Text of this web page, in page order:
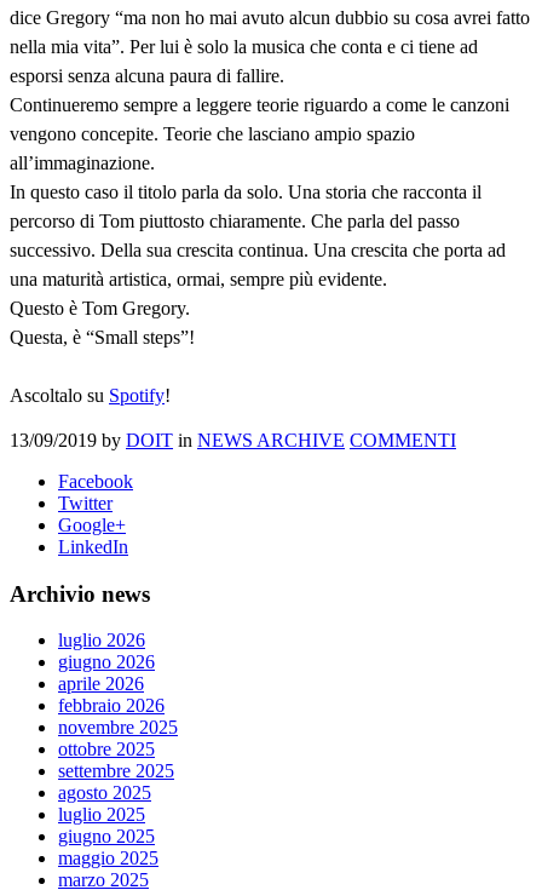
dice Gregory “ma non ho mai avuto alcun dubbio su cosa avrei fatto
nella mia vita”. Per lui è solo la musica che conta e ci tiene ad
esporsi senza alcuna paura di fallire.
Continueremo sempre a leggere teorie riguardo a come le canzoni
vengono concepite. Teorie che lasciano ampio spazio
all’immaginazione.
In questo caso il titolo parla da solo. Una storia che racconta il
percorso di Tom piuttosto chiaramente. Che parla del passo
successivo. Della sua crescita continua. Una crescita che porta ad
una maturità artistica, ormai, sempre più evidente.
Questo è Tom Gregory.
Questa, è “Small steps”!
Ascoltalo su Spotify!
13/09/2019 by DOIT in NEWS ARCHIVE COMMENTI
Facebook
Twitter
Google+
LinkedIn
Archivio news
luglio 2026
giugno 2026
aprile 2026
febbraio 2026
novembre 2025
ottobre 2025
settembre 2025
agosto 2025
luglio 2025
giugno 2025
maggio 2025
marzo 2025